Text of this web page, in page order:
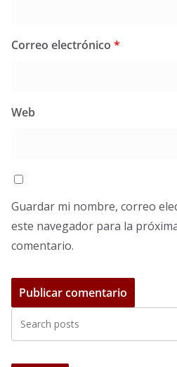
Correo electrónico *
Web
Guardar mi nombre, correo
este navegador para la
comentario.